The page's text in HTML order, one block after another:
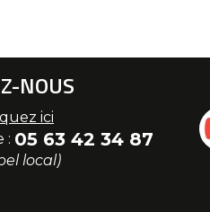
NOUS
ici
: 05 63 42 34 87
local)